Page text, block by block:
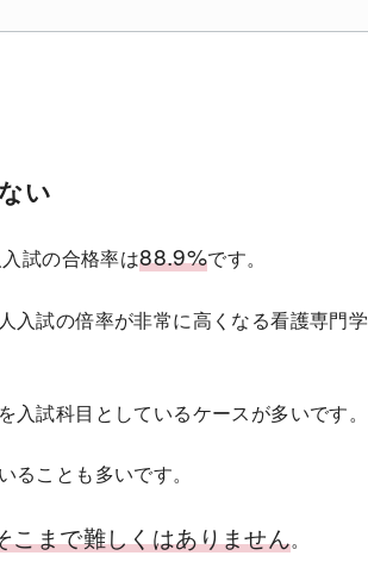
い
試の合格率は88.9%です。
入試の倍率が非常に高くなる看護専門学
試科目としているケースが多いです。
ことも多いです。
こまで難しくはありません。